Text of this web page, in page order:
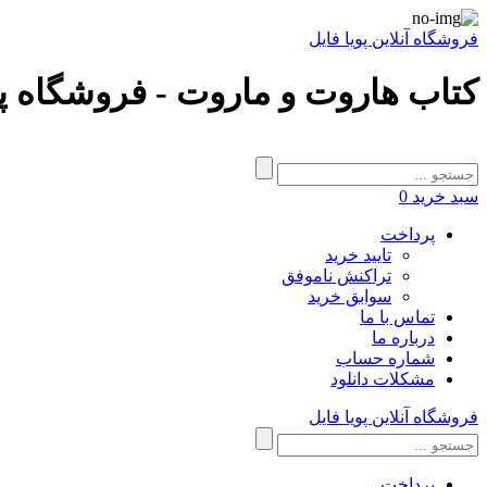
فروشگاه آنلاین پویا فایل
کتاب هاروت و ماروت - فروشگاه
سبد خرید 0
پرداخت
تایید خرید
تراکنش ناموفق
سوابق خرید
تماس با ما
درباره ما
شماره حساب
مشکلات دانلود
فروشگاه آنلاین پویا فایل